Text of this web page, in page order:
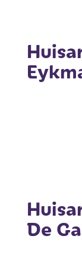
De